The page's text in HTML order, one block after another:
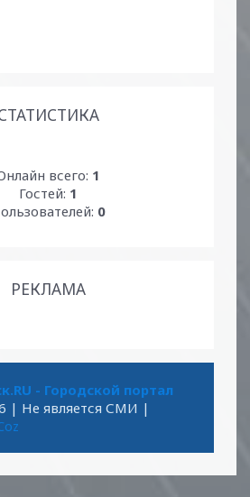
всего: 1
Гостей: 1
0
РЕКЛАМА
- Городской портал
| Не является СМИ |